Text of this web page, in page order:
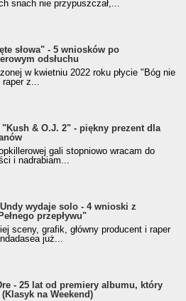
snach nie przypuszczał,...
słowa" - 5 wniosków po
odsłuchu
w kwietniu 2022 roku płycie "Bóg nie
z...
& O.J. 2" - piękny prezent dla
gali stopniowo wracam do
i nadrabiam...
wydaje solo - 4 wnioski z
przepływu"
sceny, grafik, główny producent i raper
już...
- 25 lat od premiery albumu, który
na Weekend)